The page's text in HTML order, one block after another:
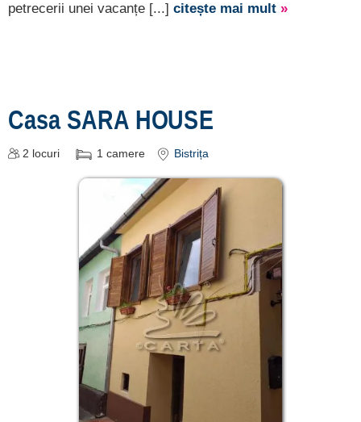
petrecerii unei vacanțe [...] citește mai mult »
Casa SARA HOUSE
2 locuri 1 camere Bistrița